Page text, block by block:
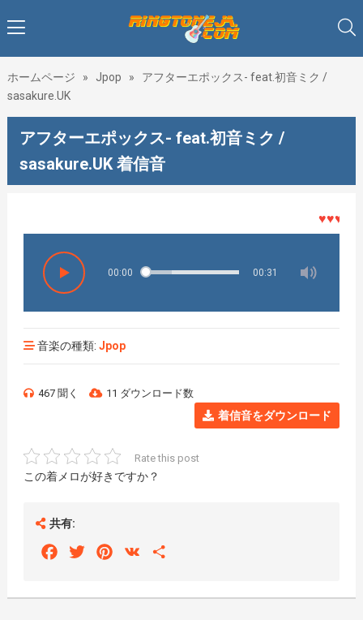
ホームページ » Jpop »
アフターエポックス- feat.初音ミク /
sasakure.‌UK
アフターエポックス- feat.初音ミク /
sasakure.‌UK 着信音
♥♥♥着メ
00:00 00:31
音楽の種類: Jpop
467 聞く 11 ダウンロード数
着信音をダウンロード
Rate this post
この着メロが好きですか？
共有:
FacebookTwitterPinterest
VK